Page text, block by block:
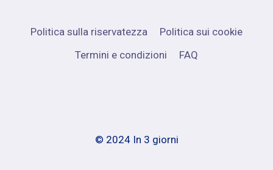
Politica sulla riservatezza
Politica sui cookie
Termini e condizioni
FAQ
© 2024 In 3 giorni